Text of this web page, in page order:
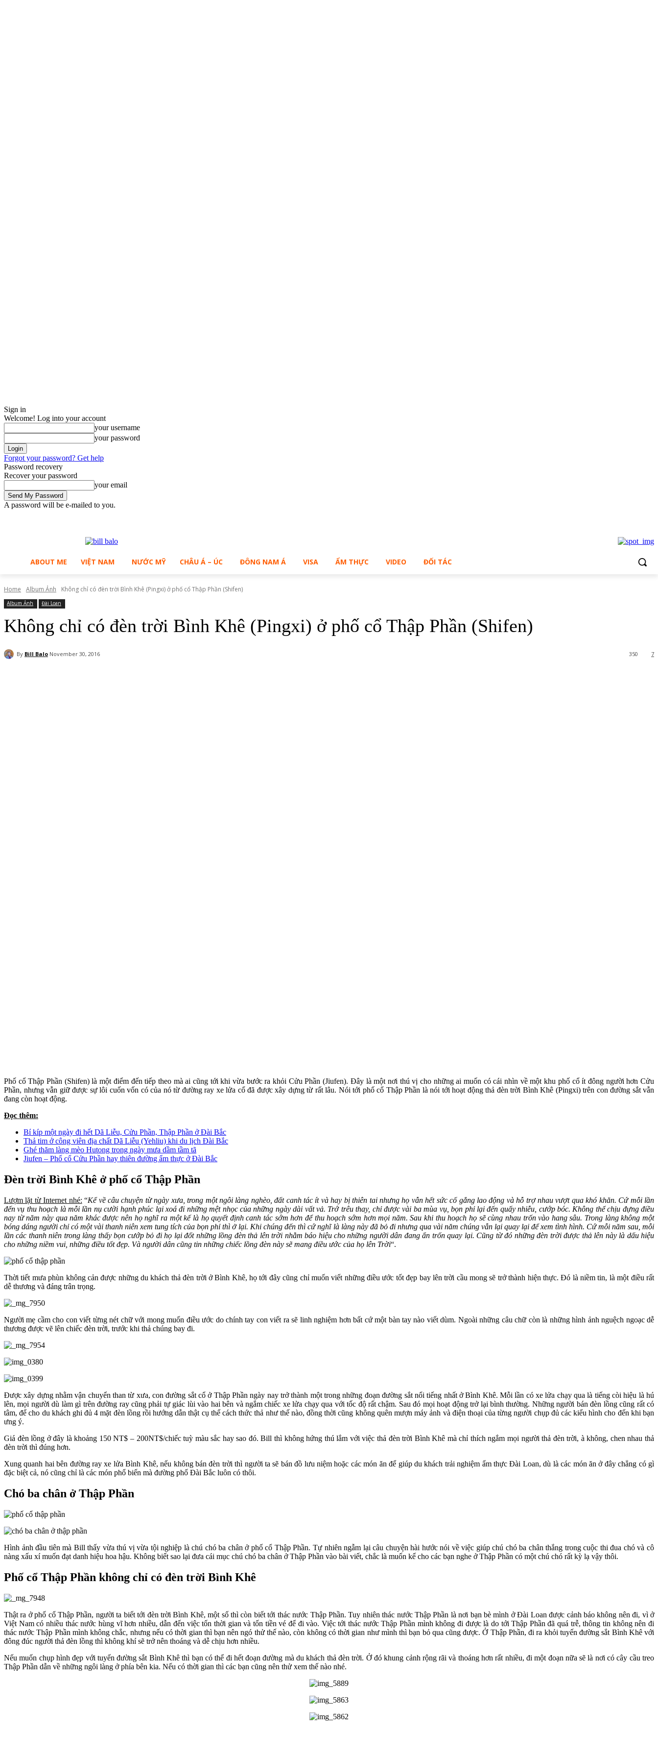
Sign in
Welcome! Log into your account
your username
your password
Forgot your password? Get help
Password recovery
Recover your password
your email
A password will be e-mailed to you.
ABOUT ME VIỆT NAM NƯỚC MỸ CHÂU Á – ÚC ĐÔNG NAM Á VISA ẨM THỰC VIDEO ĐỐI TÁC
Home Album Ảnh Không chỉ có đèn trời Bình Khê (Pingxi) ở phố cổ Thập Phần (Shifen)
Album Ảnh Đài Loan
Không chỉ có đèn trời Bình Khê (Pingxi) ở phố cổ Thập Phần (Shifen)
By Bill Balo November 30, 2016 7
350
Phố cổ Thập Phần (Shifen) là một điểm đến tiếp theo mà ai cũng tới khi vừa bước ra khỏi Cửu Phần (Jiufen). Đây là một nơi thú vị cho những ai muốn có cái nhìn về một khu phố cổ ít đông người hơn Cửu
Phần, nhưng vẫn giữ được sự lôi cuốn vốn có của nó từ đường ray xe lửa cổ đã được xây dựng từ rất lâu. Nói tới phố cổ Thập Phần là nói tới hoạt động thả đèn trời Bình Khê (Pingxi) trên con đường sắt vẫn
đang còn hoạt động.
Đọc thêm:
Bí kíp một ngày đi hết Dã Liễu, Cửu Phần, Thập Phần ở Đài Bắc
Thả tim ở công viên địa chất Dã Liễu (Yehliu) khi du lịch Đài Bắc
Ghé thăm làng mèo Hutong trong ngày mưa dầm tầm tã
Jiufen – Phố cổ Cửu Phần hay thiên đường ẩm thực ở Đài Bắc
Đèn trời Bình Khê ở phố cổ Thập Phần
Lượm lặt từ Internet nhé: “Kể về câu chuyện từ ngày xưa, trong một ngôi làng nghèo, đất canh tác ít và hay bị thiên tai nhưng họ vẫn hết sức cố gắng lao động và hỗ trợ nhau vượt qua khó khăn. Cứ mỗi lần
đến vụ thu hoạch là mỗi lần nụ cười hạnh phúc lại xoá đi những mệt nhọc của những ngày dài vất vả. Trớ trêu thay, chỉ được vài ba mùa vụ, bọn phỉ lại đến quấy nhiễu, cướp bóc. Không thể chịu đựng điều
nay từ năm này qua năm khác được nên họ nghĩ ra một kế là họ quyết định canh tác sớm hơn để thu hoạch sớm hơn mọi năm. Sau khi thu hoạch họ sẽ cùng nhau trốn vào hang sâu. Trong làng không một
bóng dáng người chỉ có một vài thanh niên xem tung tích của bọn phỉ thì ở lại. Khi chúng đến thì cứ nghĩ là làng này đã bỏ đi nhưng qua vài năm chúng vẫn lại quay lại để xem tình hình. Cứ mỗi năm sau, mỗi
lần các thanh niên trong làng thấy bọn cướp bỏ đi họ lại đốt những lồng đèn thả lên trời nhằm báo hiệu cho những người dân đang ẩn trốn quay lại. Cũng từ đó những đèn trời được thả lên này là dấu hiệu
cho những niềm vui, những điều tốt đẹp. Và người dân cũng tin những chiếc lồng đèn này sẽ mang điều ước của họ lên Trời“.
Thời tiết mưa phùn không cản được những du khách thả đèn trời ở Bình Khê, họ tới đây cũng chỉ muốn viết những điều ước tốt đẹp bay lên trời cầu mong sẽ trở thành hiện thực. Đó là niềm tin, là một điều rất
dễ thương và đáng trân trọng.
Người mẹ cầm cho con viết từng nét chữ với mong muốn điều ước do chính tay con viết ra sẽ linh nghiệm hơn bất cứ một bàn tay nào viết dùm. Ngoài những câu chữ còn là những hình ảnh nguệch ngoạc dễ
thương được vẽ lên chiếc đèn trời, trước khi thả chúng bay đi.
Được xây dựng nhằm vận chuyển than từ xưa, con đường sắt cổ ở Thập Phần ngày nay trở thành một trong những đoạn đường sắt nổi tiếng nhất ở Bình Khê. Mỗi lần có xe lửa chạy qua là tiếng còi hiệu là hú
lên, mọi người dù làm gì trên đường ray cũng phải tự giác lùi vào hai bên và ngắm chiếc xe lửa chạy qua với tốc độ rất chậm. Sau đó mọi hoạt động trở lại bình thường. Những người bán đèn lồng cũng rất có
tâm, để cho du khách ghi đủ 4 mặt đèn lồng rồi hướng dẫn thật cụ thể cách thức thả như thế nào, đồng thời cũng không quên mượn máy ảnh và điện thoại của từng người chụp đủ các kiểu hình cho đến khi bạn
ưng ý.
Giá đèn lồng ở đây là khoảng 150 NT$ – 200NT$/chiếc tuỳ màu sắc hay sao đó. Bill thì không hứng thú lắm với việc thả đèn trời Bình Khê mà chỉ thích ngắm mọi người thả đèn trời, à không, chen nhau thả
đèn trời thì đúng hơn.
Xung quanh hai bên đường ray xe lửa Bình Khê, nếu không bán đèn trời thì người ta sẽ bán đồ lưu niệm hoặc các món ăn để giúp du khách trải nghiệm ẩm thực Đài Loan, dù là các món ăn ở đây chẳng có gì
đặc biệt cả, nó cũng chỉ là các món phổ biến mà đường phố Đài Bắc luôn có thôi.
Chó ba chân ở Thập Phần
Hình ảnh đầu tiên mà Bill thấy vừa thú vị vừa tội nghiệp là chú chó ba chân ở phố cổ Thập Phần. Tự nhiên ngẫm lại câu chuyện hài hước nói về việc giúp chú chó ba chân thắng trong cuộc thi đua chó và cô
nàng xấu xí muốn đạt danh hiệu hoa hậu. Không biết sao lại đưa cái mục chú chó ba chân ở Thập Phần vào bài viết, chắc là muốn kể cho các bạn nghe ở Thập Phần có một chú chó rất kỳ lạ vậy thôi.
Phố cổ Thập Phần không chỉ có đèn trời Bình Khê
Thật ra ở phố cổ Thập Phần, người ta biết tới đèn trời Bình Khê, một số thì còn biết tới thác nước Thập Phần. Tuy nhiên thác nước Thập Phần là nơi bạn bè mình ở Đài Loan được cảnh báo không nên đi, vì ở
Việt Nam có nhiều thác nước hùng vĩ hơn nhiều, dẫn đến việc tốn thời gian và tốn tiền vé để đi vào. Việc tới thác nước Thập Phần mình không đi được là do tới Thập Phần đã quá trễ, thông tin không nên đi
thác nước Thập Phần mình không chắc, nhưng nếu có thời gian thì bạn nên ngó thử thế nào, còn không có thời gian như mình thì bạn bỏ qua cũng được. Ở Thập Phần, đi ra khỏi tuyến đường sắt Bình Khê với
đông đúc người thả đèn lồng thì không khí sẽ trở nên thoáng và dễ chịu hơn nhiều.
Nếu muốn chụp hình đẹp với tuyến đường sắt Bình Khê thì bạn có thể đi hết đoạn đường mà du khách thả đèn trời. Ở đó khung cảnh rộng rãi và thoáng hơn rất nhiều, đi một đoạn nữa sẽ là nơi có cây cầu treo
Thập Phần dẫn về những ngôi làng ở phía bên kia. Nếu có thời gian thì các bạn cũng nên thử xem thế nào nhé.